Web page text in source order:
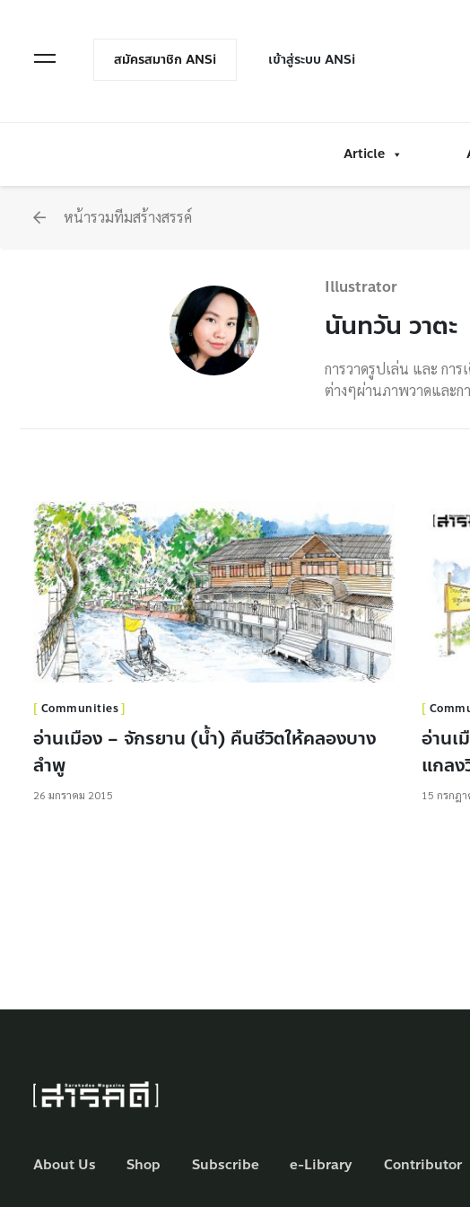
Open Menuสมัครสมาชิก ANSi เข้าสู่ระบบ ANSi
Article
หน้ารวมทีมสร้างสรรค์
Illustrator
นันทวัน วาตะ
การวาดรูปเล่น และ กา
ต่างๆผ่านภาพวาดและกา
Communities
อ่านเมือง – จักรยาน (น้ำ) คืนชีวิตให้คลองบาง
ลำพู
26 มกราคม 2015
อ่านเ
แกลง
15 กรกฎ
About Us Shop Subscribe e-Library Contributor